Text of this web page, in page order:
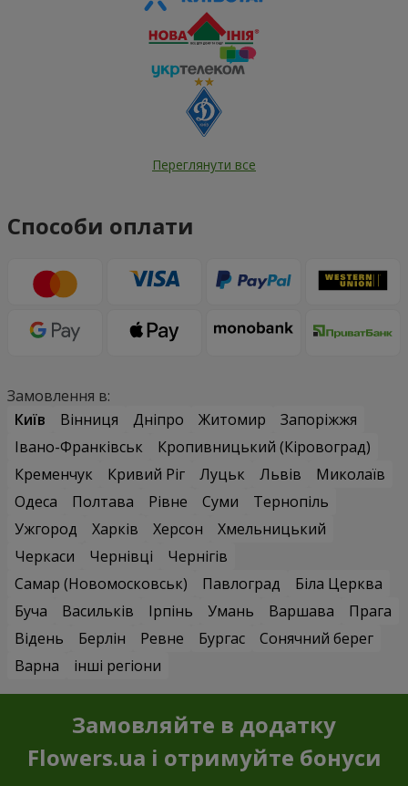
Переглянути все
Способи оплати
Замовлення в:
Київ
Вінниця Дніпро Житомир
Запоріжжя
Івано-Франківськ
Кропивницький (Кіровоград)
Кременчук
Кривий Ріг Луцьк Львів
Миколаїв
Одеса
Полтава Рівне Суми
Тернопіль
Ужгород
Харків Херсон
Хмельницький
Черкаси
Чернівці
Чернігів
Самар (Новомосковськ)
Павлоград
Біла Церква
Буча
Васильків Ірпінь Умань Варшава
Прага
Відень
Берлін Ревне Бургас
Сонячний берег
Варна
інші регіони
Замовляйте в додатку
Flowers.ua і отримуйте бонуси